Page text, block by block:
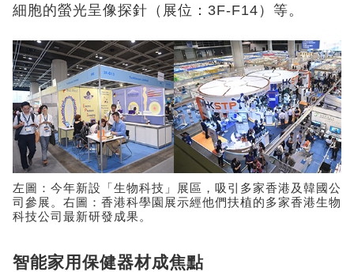
細胞的螢光呈像探針（展位：3F-F14）等。
左圖：今年新設「生物科技」展區，吸引多家香港及韓國公
司參展。右圖：香港科學園展示經他們扶植的多家香港生物
科技公司最新研發成果。
智能家用保健器材成焦點